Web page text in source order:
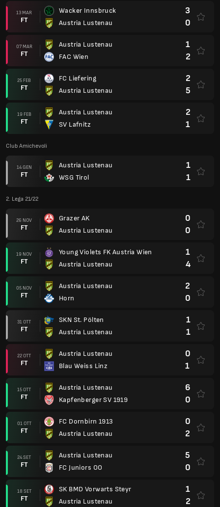
13 MAR
FT
Wacker Innsbruck
Austria Lustenau
3
0
07 MAR
FT
Austria Lustenau
FAC Wien
1
2
25 FEB
FT
FC Liefering
Austria Lustenau
2
5
19 FEB
FT
Austria Lustenau
SV Lafnitz
2
1
Club Amichevoli
14 GEN
FT
Austria Lustenau
WSG Tirol
1
1
2. Lega 21/22
26 NOV
FT
Grazer AK
Austria Lustenau
0
0
19 NOV
FT
Young Violets FK Austria Wien
Austria Lustenau
1
4
05 NOV
FT
Austria Lustenau
Horn
2
0
31 OTT
FT
SKN St. Pölten
Austria Lustenau
1
1
22 OTT
FT
Austria Lustenau
Blau Weiss Linz
0
1
15 OTT
FT
Austria Lustenau
Kapfenberger SV 1919
6
0
01 OTT
FT
FC Dornbirn 1913
Austria Lustenau
0
2
24 SET
FT
Austria Lustenau
FC Juniors OO
5
0
18 SET
FT
SK BMD Vorwarts Steyr
Austria Lustenau
1
2